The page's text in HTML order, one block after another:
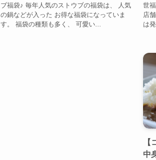
ブ福袋♪ 毎年人気のストウブの福袋は、 人気
の鍋などが入った お得な福袋になっていま
す。 福袋の種類も多く、 可愛い...
世
店
は
中